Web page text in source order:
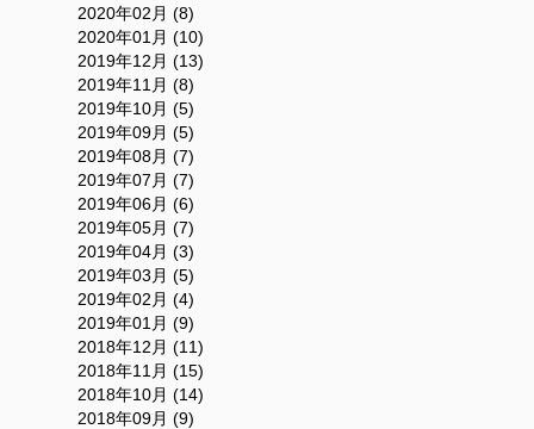
2020年02月 (8)
2020年01月 (10)
2019年12月 (13)
2019年11月 (8)
2019年10月 (5)
2019年09月 (5)
2019年08月 (7)
2019年07月 (7)
2019年06月 (6)
2019年05月 (7)
2019年04月 (3)
2019年03月 (5)
2019年02月 (4)
2019年01月 (9)
2018年12月 (11)
2018年11月 (15)
2018年10月 (14)
2018年09月 (9)